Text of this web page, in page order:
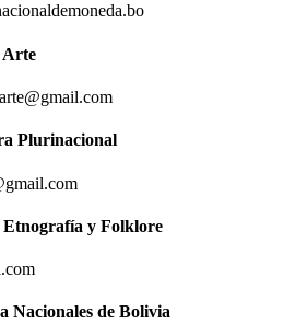
Arte
Plurinacional
Etnografía y Folklore
Nacionales de Bolivia